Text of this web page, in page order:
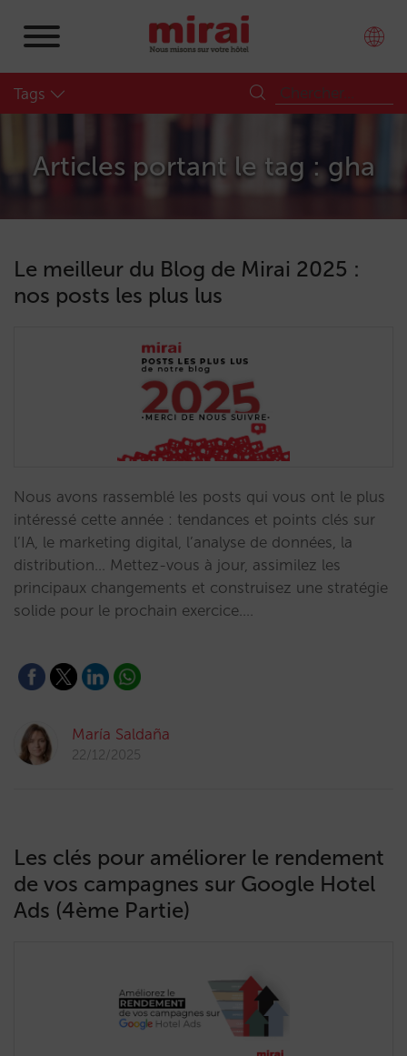
Tags
Articles portant le tag : gha
Le meilleur du Blog de Mirai 2025 :
nos posts les plus lus
Nous avons rassemblé les posts qui vous ont le plus
intéressé cette année : tendances et points clés sur
l’IA, le marketing digital, l’analyse de données, la
distribution… Mettez-vous à jour, assimilez les
principaux changements et construisez une stratégie
solide pour le prochain exercice.…
María Saldaña
22/12/2025
Les clés pour améliorer le rendement
de vos campagnes sur Google Hotel
Ads (4ème Partie)